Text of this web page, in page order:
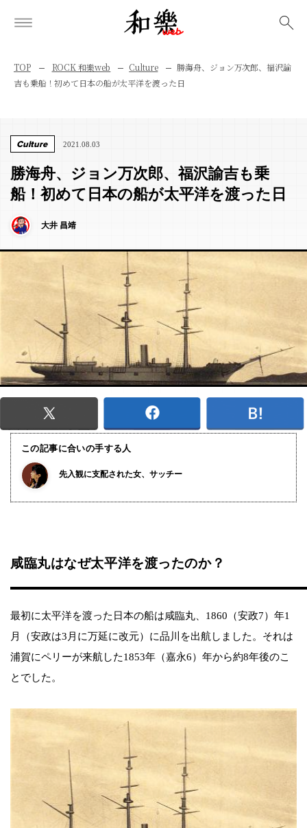
TOP ROCK 和樂web Culture
勝海舟、ジョン万次郎、福沢諭
吉も乗船！初めて日本の船が太平洋を渡った日
Culture 2021.08.03
勝海舟、ジョン万次郎、福沢諭吉も乗
船！初めて日本の船が太平洋を渡った日
大井 昌靖
この記事に合いの手する人
先入観に支配された女、サッチー
咸臨丸はなぜ太平洋を渡ったのか？
最初に太平洋を渡った日本の船は咸臨丸、1860（安政7）年1
月（安政は3月に万延に改元）に品川を出航しました。それは
浦賀にペリーが来航した1853年（嘉永6）年から約8年後のこ
とでした。